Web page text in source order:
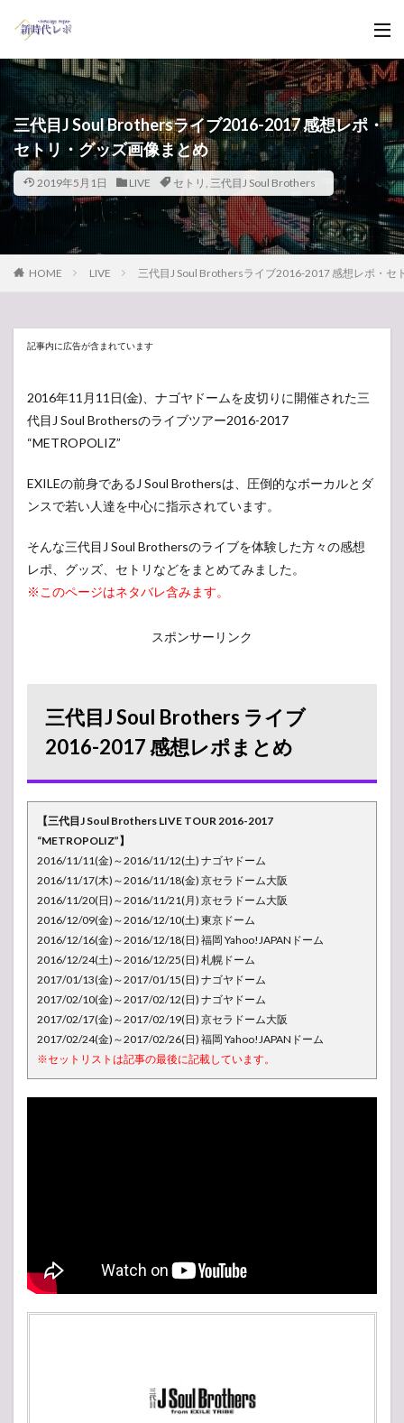
三代目J Soul Brothersライブ2016-2017 感想レポ・
セトリ・グッズ画像まとめ
2019年5月1日 LIVE セトリ , 三代目J Soul Brothers
HOME LIVE 三代目J Soul Brothersライブ2016-2017 感想レポ・セ
記事内に広告が含まれています
2016年11月11日(金)、ナゴヤドームを皮切りに開催された三
代目J Soul Brothersのライブツアー2016-2017
“METROPOLIZ”
EXILEの前身であるJ Soul Brothersは、圧倒的なボーカルとダ
ンスで若い人達を中心に指示されています。
そんな三代目J Soul Brothersのライブを体験した方々の感想
レポ、グッズ、セトリなどをまとめてみました。
※このページはネタバレ含みます。
スポンサーリンク
三代目J Soul Brothers ライブ
2016-2017 感想レポまとめ
【三代目J Soul Brothers LIVE TOUR 2016-2017
“METROPOLIZ”】
2016/11/11(金)～2016/11/12(土) ナゴヤドーム
2016/11/17(木)～2016/11/18(金) 京セラドーム大阪
2016/11/20(日)～2016/11/21(月) 京セラドーム大阪
2016/12/09(金)～2016/12/10(土) 東京ドーム
2016/12/16(金)～2016/12/18(日) 福岡 Yahoo!JAPANドーム
2016/12/24(土)～2016/12/25(日) 札幌ドーム
2017/01/13(金)～2017/01/15(日) ナゴヤドーム
2017/02/10(金)～2017/02/12(日) ナゴヤドーム
2017/02/17(金)～2017/02/19(日) 京セラドーム大阪
2017/02/24(金)～2017/02/26(日) 福岡 Yahoo!JAPANドーム
※セットリストは記事の最後に記載しています。